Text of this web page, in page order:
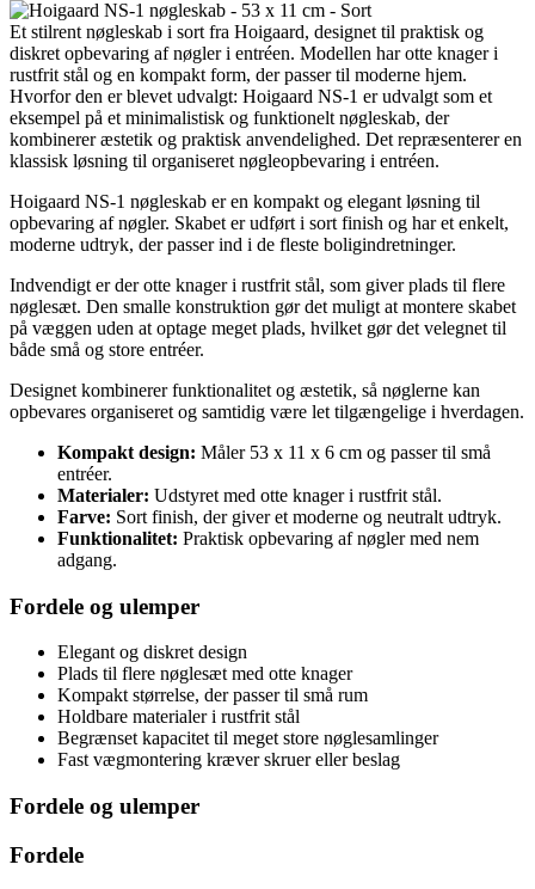
Et stilrent nøgleskab i sort fra Hoigaard, designet til praktisk og
diskret opbevaring af nøgler i entréen. Modellen har otte knager i
rustfrit stål og en kompakt form, der passer til moderne hjem.
Hvorfor den er blevet udvalgt: Hoigaard NS-1 er udvalgt som et
eksempel på et minimalistisk og funktionelt nøgleskab, der
kombinerer æstetik og praktisk anvendelighed. Det repræsenterer en
klassisk løsning til organiseret nøgleopbevaring i entréen.
Hoigaard NS-1 nøgleskab er en kompakt og elegant løsning til
opbevaring af nøgler. Skabet er udført i sort finish og har et enkelt,
moderne udtryk, der passer ind i de fleste boligindretninger.
Indvendigt er der otte knager i rustfrit stål, som giver plads til flere
nøglesæt. Den smalle konstruktion gør det muligt at montere skabet
på væggen uden at optage meget plads, hvilket gør det velegnet til
både små og store entréer.
Designet kombinerer funktionalitet og æstetik, så nøglerne kan
opbevares organiseret og samtidig være let tilgængelige i hverdagen.
Kompakt design: Måler 53 x 11 x 6 cm og passer til små
entréer.
Materialer: Udstyret med otte knager i rustfrit stål.
Farve: Sort finish, der giver et moderne og neutralt udtryk.
Funktionalitet: Praktisk opbevaring af nøgler med nem
adgang.
Fordele og ulemper
Elegant og diskret design
Plads til flere nøglesæt med otte knager
Kompakt størrelse, der passer til små rum
Holdbare materialer i rustfrit stål
Begrænset kapacitet til meget store nøglesamlinger
Fast vægmontering kræver skruer eller beslag
Fordele og ulemper
Fordele